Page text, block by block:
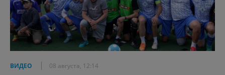
ВИДЕО 08 августа, 12:14